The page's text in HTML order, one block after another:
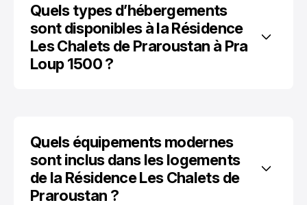
Quels types d’hébergements
sont disponibles à la Résidence
Les Chalets de Praroustan à Pra
Loup 1500 ?
Quels équipements modernes
sont inclus dans les logements
de la Résidence Les Chalets de
Praroustan ?